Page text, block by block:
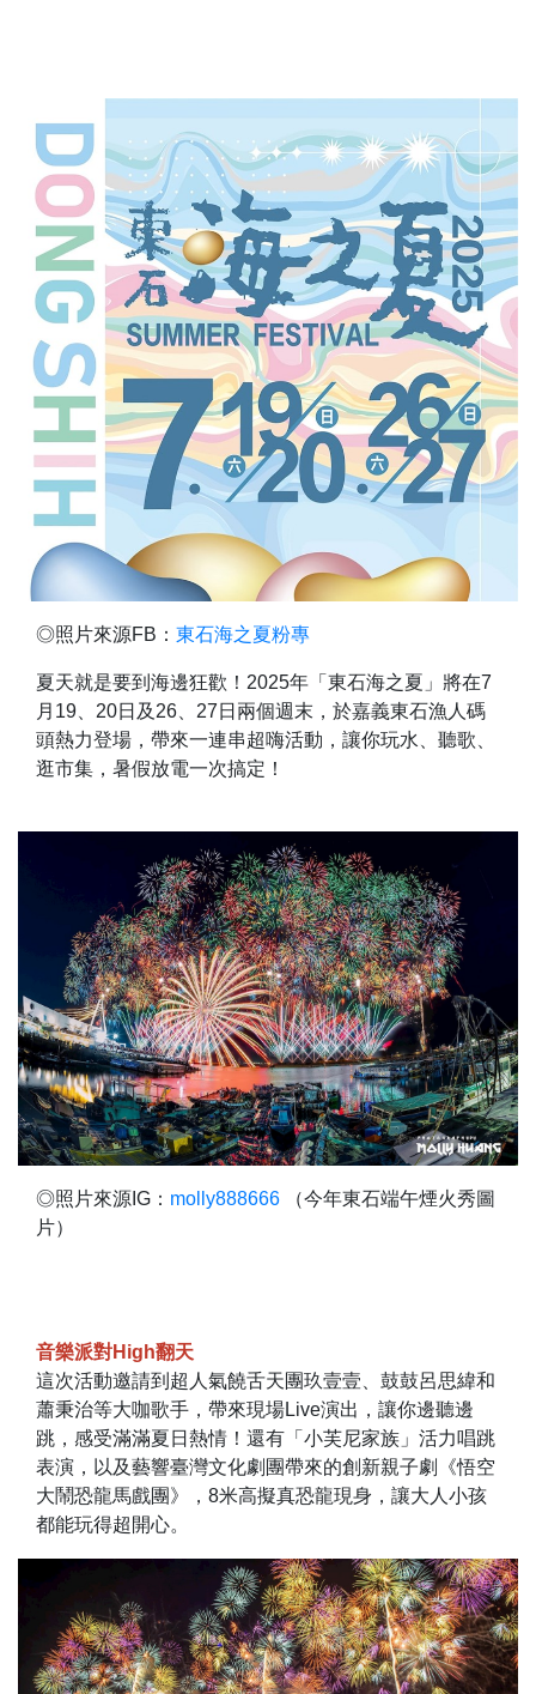
◎照片來源FB： 東石海之夏粉專
夏天就是要到海邊狂歡！2025年「東石海之夏」將在7
月19、20日及26、27日兩個週末，於嘉義東石漁人碼
頭熱力登場，帶來一連串超嗨活動，讓你玩水、聽歌、
逛市集，暑假放電一次搞定！
◎照片來源IG： molly888666 （今年東石端午煙火秀圖
片）
音樂派對High翻天
這次活動邀請到超人氣饒舌天團玖壹壹、鼓鼓呂思緯和
蕭秉治等大咖歌手，帶來現場Live演出，讓你邊聽邊
跳，感受滿滿夏日熱情！還有「小芙尼家族」活力唱跳
表演，以及藝響臺灣文化劇團帶來的創新親子劇《悟空
大鬧恐龍馬戲團》，8米高擬真恐龍現身，讓大人小孩
都能玩得超開心。